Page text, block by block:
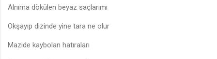
Alnıma dökülen beyaz saçlarımı
Okşayıp dizinde yine tara ne olur
Mazide kaybolan hatıraları